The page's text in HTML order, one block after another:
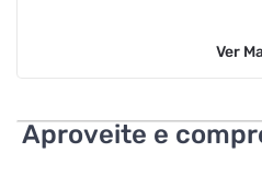
Especificações:
Ver
Aproveite e